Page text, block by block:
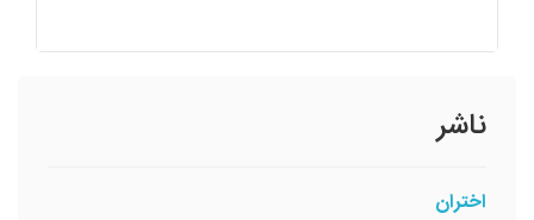
ناشر
اختران